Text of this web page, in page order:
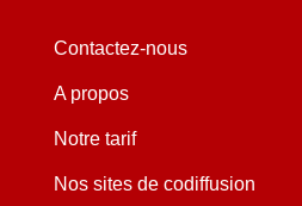
Contactez-nous
A propos
Notre tarif
Nos sites de codiffusion